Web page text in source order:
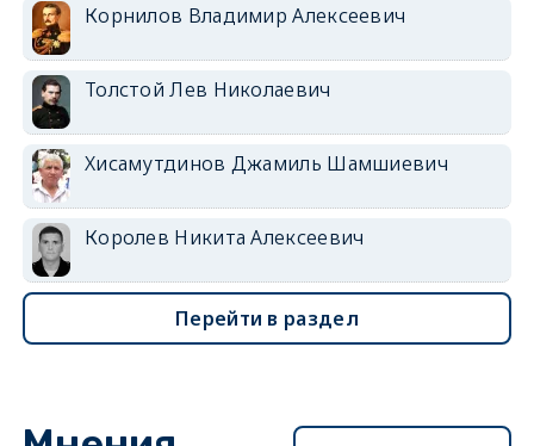
Корнилов Владимир Алексеевич
Толстой Лев Николаевич
Хисамутдинов Джамиль Шамшиевич
Королев Никита Алексеевич
Перейти в раздел